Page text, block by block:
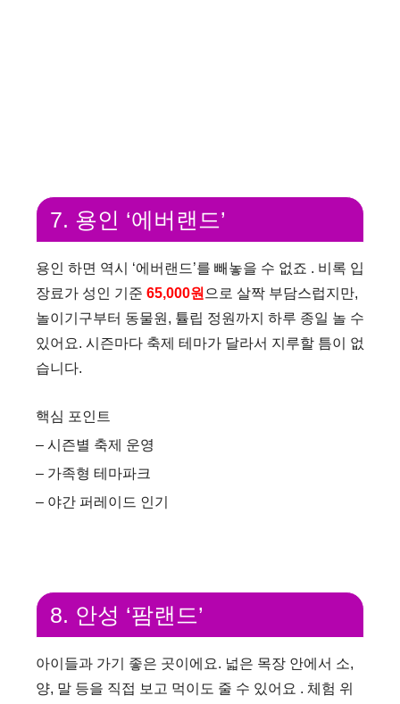
7. 용인 ‘에버랜드’
용인 하면 역시 ‘에버랜드’를 빼놓을 수 없죠 . 비록 입
장료가 성인 기준 65,000원 으로 살짝 부담스럽지만,
놀이기구부터 동물원, 튤립 정원까지 하루 종일 놀 수
있어요. 시즌마다 축제 테마가 달라서 지루할 틈이 없
습니다.
핵심 포인트
– 시즌별 축제 운영
– 가족형 테마파크
– 야간 퍼레이드 인기
8. 안성 ‘팜랜드’
아이들과 가기 좋은 곳이에요. 넓은 목장 안에서 소,
양, 말 등을 직접 보고 먹이도 줄 수 있어요 . 체험 위